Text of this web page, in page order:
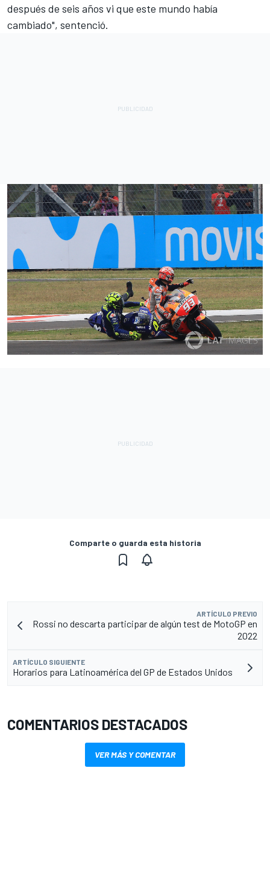
después de seis años vi que este mundo había
cambiado", sentenció.
Comparte o guarda esta historia
ARTÍCULO PREVIO
Rossi no descarta participar de algún test de MotoGP en
2022
ARTÍCULO SIGUIENTE
Horarios para Latinoamérica del GP de Estados Unidos
COMENTARIOS DESTACADOS
VER MÁS Y COMENTAR